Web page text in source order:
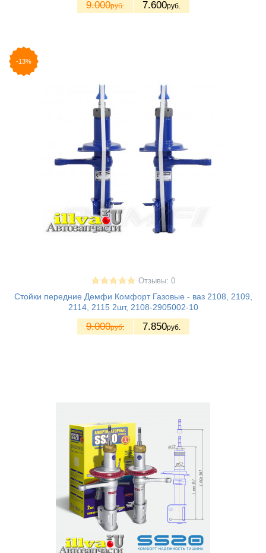
9.000руб. 7.600руб.
-13%
Отзывы: 0
Стойки передние Демфи Комфорт Газовые - ваз 2108, 2109,
2114, 2115 2шт, 2108-2905002-10
9.000руб. 7.850руб.